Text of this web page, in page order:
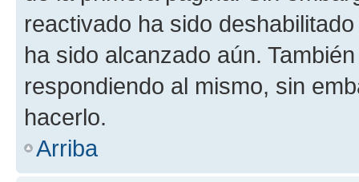
reactivado ha sido
ha sido alcanzado aún.
respondiendo al mismo, sin
hacerlo.
Arriba